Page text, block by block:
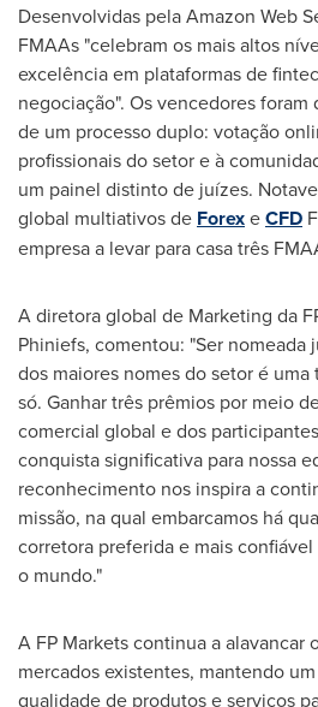
Desenvolvidas pela Amazon Web
FMAAs "celebram os mais altos
excelência em plataformas de
negociação". Os vencedores
de um processo duplo: votação
profissionais do setor e à
um painel distinto de juízes.
global multiativos de ForexeCFD
empresa a levar para casa três
A diretora global de Marketing da
Phiniefs, comentou: "Ser nomeada
dos maiores nomes do setor é
só. Ganhar três prêmios por meio
comercial global e dos
conquista significativa para nossa
reconhecimento nos inspira a
missão, na qual embarcamos há
corretora preferida e mais
o mundo."
A FP Markets continua a alavancar
mercados existentes, mantendo
qualidade de produtos e serviços